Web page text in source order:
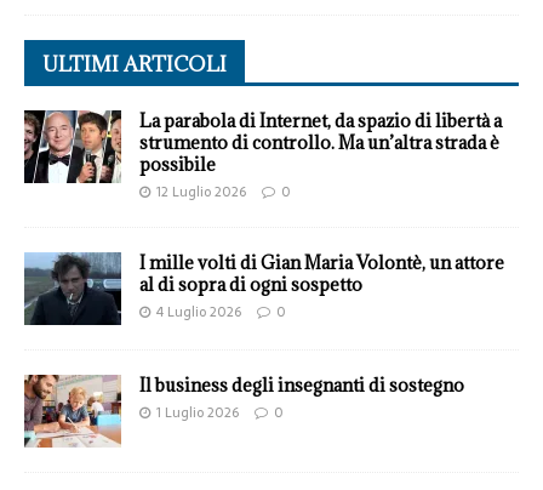
ULTIMI ARTICOLI
La parabola di Internet, da spazio di libertà a
strumento di controllo. Ma un’altra strada è
possibile
12 Luglio 2026 0
I mille volti di Gian Maria Volontè, un attore
al di sopra di ogni sospetto
4 Luglio 2026 0
Il business degli insegnanti di sostegno
1 Luglio 2026 0